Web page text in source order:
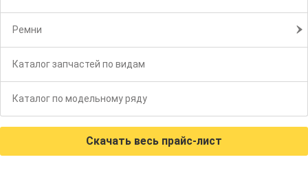
Ремни
Каталог запчастей по видам
Каталог по модельному ряду
Скачать весь прайс-лист